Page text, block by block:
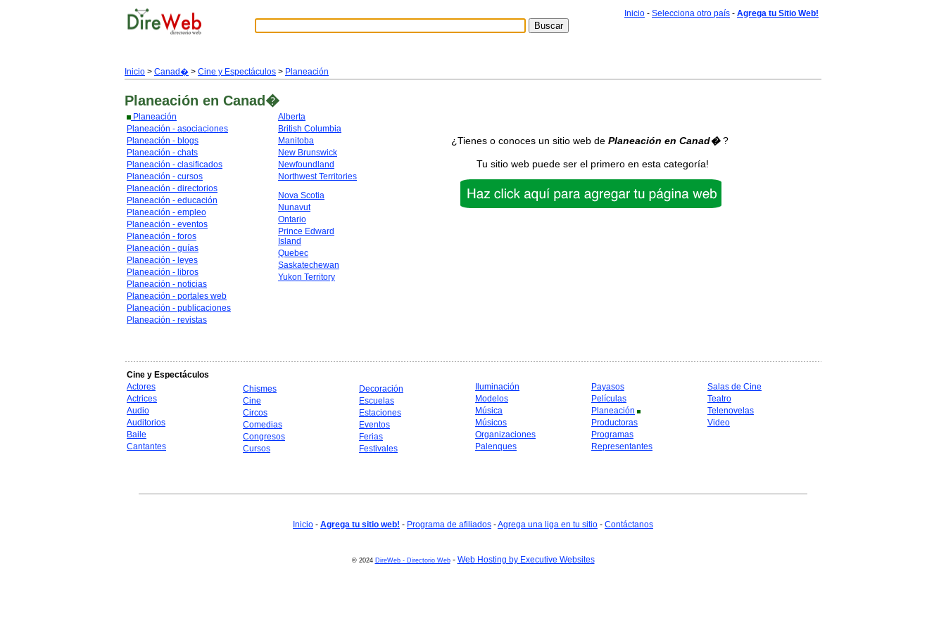
Inicio - Selecciona otro país - Agrega tu Sitio Web!
Inicio > Canad� > Cine y Espectáculos > Planeación
Planeación en Canad�
Planeación
Planeación - asociaciones
Planeación - blogs
Planeación - chats
Planeación - clasificados
Planeación - cursos
Planeación - directorios
Planeación - educación
Planeación - empleo
Planeación - eventos
Planeación - foros
Planeación - guías
Planeación - leyes
Planeación - libros
Planeación - noticias
Planeación - portales web
Planeación - publicaciones
Planeación - revistas
Alberta
British Columbia
Manitoba
New Brunswick
Newfoundland
Northwest Territories
Nova Scotia
Nunavut
Ontario
Prince Edward
Island
Quebec
Saskatechewan
Yukon Territory
¿Tienes o conoces un sitio web de Planeación en Canad�?
Tu sitio web puede ser el primero en esta categoría!
Cine y Espectáculos
Actores
Actrices
Audio
Auditorios
Baile
Cantantes
Chismes
Cine
Circos
Comedias
Congresos
Cursos
Decoración
Escuelas
Estaciones
Eventos
Ferias
Festivales
Iluminación
Modelos
Música
Músicos
Organizaciones
Palenques
Payasos
Películas
Planeación
Productoras
Programas
Representantes
Salas de Cine
Teatro
Telenovelas
Video
Inicio - Agrega tu sitio web! - Programa de afiliados -Agrega una liga en tu sitio - Contáctanos
© 2024 DireWeb - Directorio Web- Web Hosting by Executive Websites